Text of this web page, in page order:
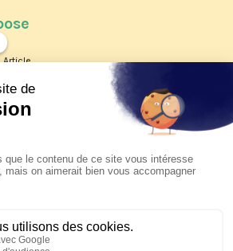
Article
Les reportages d'été 2026 de KTO
La visite pastorale du pape Léon
XIV à Assise à suivre sur KTO le
jeudi 6 août
Le pape en Uruguay, Argentine et
Pérou du 6 au 17 novembre 2026